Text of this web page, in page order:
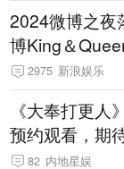
2024微博之夜
博King＆
2975 新浪娱乐
《大奉打更人
预约观看，期
82 内地星娱